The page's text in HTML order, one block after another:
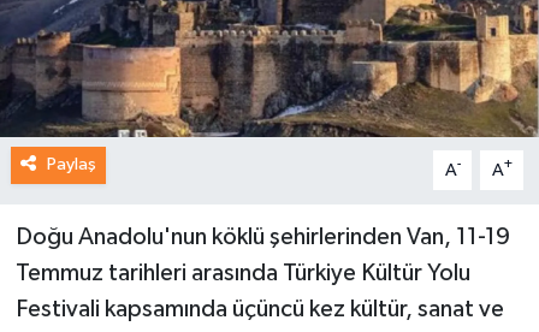
Paylaş A- A+
Doğu Anadolu'nun köklü şehirlerinden Van, 11-19
Temmuz tarihleri arasında Türkiye Kültür Yolu
Festivali kapsamında üçüncü kez kültür, sanat ve